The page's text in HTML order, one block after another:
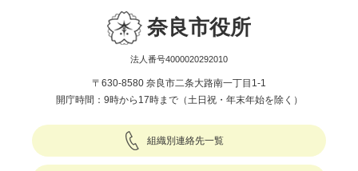
奈良市役所
法人番号4000020292010
〒630-8580 奈良市二条大路南一丁目1-1
開庁時間：9時から17時まで（土日祝・年末年始を除く）
組織別連絡先一覧